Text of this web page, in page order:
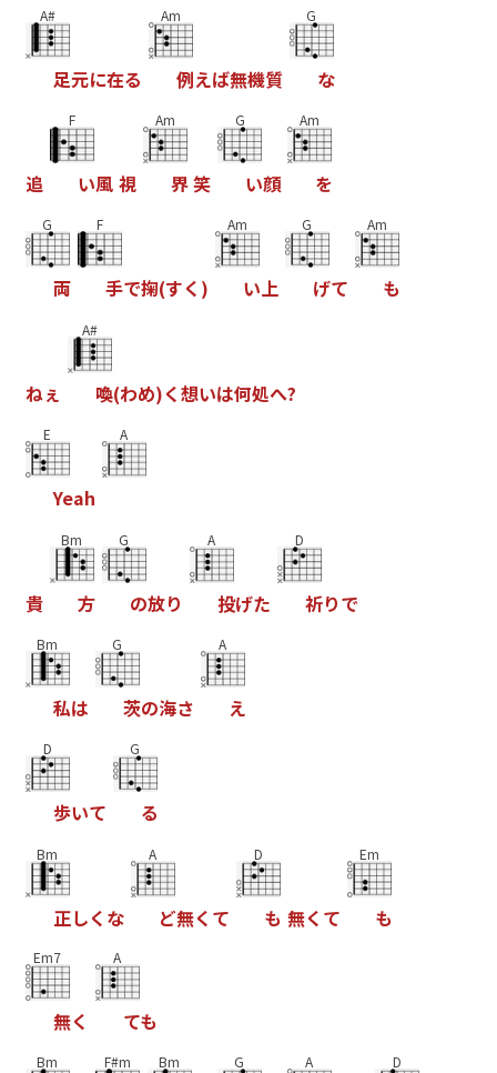
A#
足元に在る
Am
例えば無機質
G
な
追
F
い風 視
Am
界笑
G
い顔
Am
を
G
両
F
手で掬(すく )
Am
い上
G
げて
Am
も
ねぇ
A#
喚(わめ)く想いは何処へ?
E
Yeah
A
貴
Bm
方
G
の放り
A
投げた
D
祈りで
Bm
私は
G
茨の海さ
A
え
D
歩いて
G
る
Bm
正しく な
A
ど無く て
D
も 無く て
Em
も
Em7
無く
A
ても
Bm F#m Bm G A D